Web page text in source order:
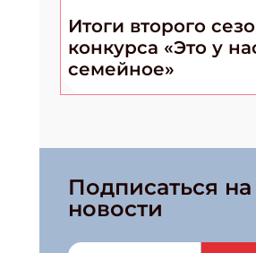
Итоги второго
конкурса «Это у
семейное»
Подписаться на
новости